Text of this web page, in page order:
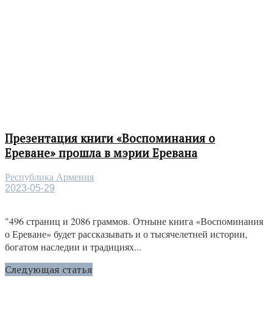
Презентация книги «Воспоминания о
Ереване» прошла в мэрии Еревана
Республика Армения
2023-05-29
"496 страниц и 2086 граммов. Отныне книга «Воспоминания
о Ереване» будет рассказывать и о тысячелетней истории,
богатом наследии и традициях...
Следующая статья